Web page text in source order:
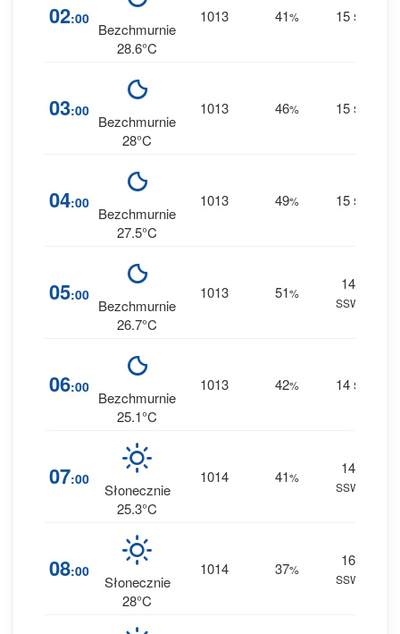
02:00
Bezchmurnie
28.6°C
1013 41% 15 S
03:00
Bezchmurnie
28°C
1013 46% 15 S
04:00
Bezchmurnie
27.5°C
1013 49% 15 S
05:00
Bezchmurnie
26.7°C
1013 51%
14
SSW
06:00
Bezchmurnie
25.1°C
1013 42% 14 S
07:00
Słonecznie
25.3°C
1014 41%
14
SSW
08:00
Słonecznie
28°C
1014 37%
16
SSW